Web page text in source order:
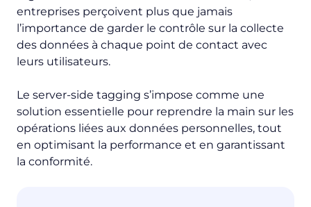
entreprises perçoivent plus que jamais
l’importance de garder le contrôle sur la collecte
des données à chaque point de contact avec
leurs utilisateurs.
Le server-side tagging s’impose comme une
solution essentielle pour reprendre la main sur les
opérations liées aux données personnelles, tout
en optimisant la performance et en garantissant
la conformité.